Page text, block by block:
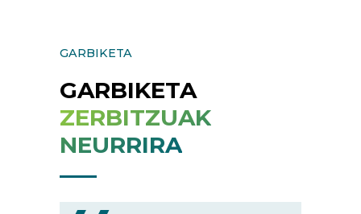
GARBIKETA
GARBIKETA
ZERBITZUAK
NEURRIRA